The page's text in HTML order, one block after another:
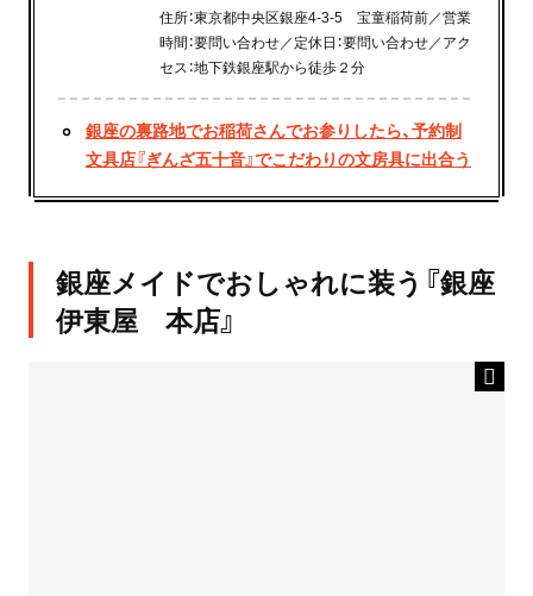
住所：東京都中央区銀座4-3-5 宝童稲荷前／営業
時間：要問い合わせ／定休日：要問い合わせ／アク
セス：地下鉄銀座駅から徒歩２分
銀座の裏路地でお稲荷さんでお参りしたら、予約制
文具店『ぎんざ五十音』でこだわりの文房具に出合う
銀座メイドでおしゃれに装う『銀座
伊東屋 本店』